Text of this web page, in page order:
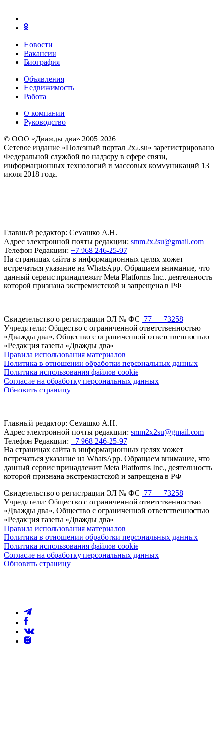
Новости
Вакансии
Биография
Объявления
Недвижимость
Работа
О компании
Руководство
© ООО «Дважды два» 2005-2026
Сетевое издание «Полезный портал 2x2.su» зарегистрировано
Федеральной службой по надзору в сфере связи,
информационных технологий и массовых коммуникаций 13
июля 2018 года.
Главный редактор: Семашко А.Н.
Адрес электронной почты редакции: smm2x2su@gmail.com
Телефон Редакции: +7 968 246-25-97
На страницах сайта в информационных целях может
встречаться указание на WhatsApp. Обращаем внимание, что
данный сервис принадлежит Meta Platforms Inc., деятельность
которой признана экстремистской и запрещена в РФ
Свидетельство о регистрации ЭЛ № ФС 77 — 73258
Учредители: Общество с ограниченной ответственностью
«Дважды два», Общество с ограниченной ответственностью
«Редакция газеты «Дважды два»
Правила использования материалов
Политика в отношении обработки персональных данных
Политика использования файлов cookie
Согласие на обработку персональных данных
Обновить страницу
Главный редактор: Семашко А.Н.
Адрес электронной почты редакции: smm2x2su@gmail.com
Телефон Редакции: +7 968 246-25-97
На страницах сайта в информационных целях может
встречаться указание на WhatsApp. Обращаем внимание, что
данный сервис принадлежит Meta Platforms Inc., деятельность
которой признана экстремистской и запрещена в РФ
Свидетельство о регистрации ЭЛ № ФС 77 — 73258
Учредители: Общество с ограниченной ответственностью
«Дважды два», Общество с ограниченной ответственностью
«Редакция газеты «Дважды два»
Правила использования материалов
Политика в отношении обработки персональных данных
Политика использования файлов cookie
Согласие на обработку персональных данных
Обновить страницу